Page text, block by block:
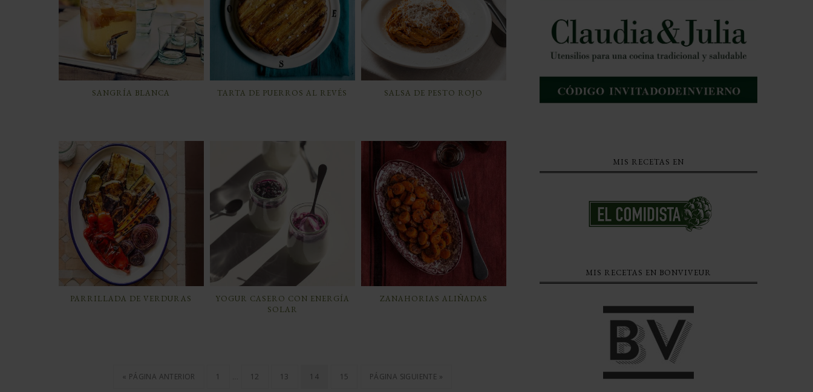
SANGRÍA BLANCA TARTA DE PUERROS AL REVÉS SALSA DE PESTO ROJO
PARRILLADA DE VERDURAS
YOGUR CASERO CON ENERGÍA
SOLAR
ZANAHORIAS ALIÑADAS
« PÁGINA ANTERIOR 1 … 12 13 14 15 PÁGINA SIGUIENTE »
MIS RECETAS EN
MIS RECETAS EN BONVIVEUR